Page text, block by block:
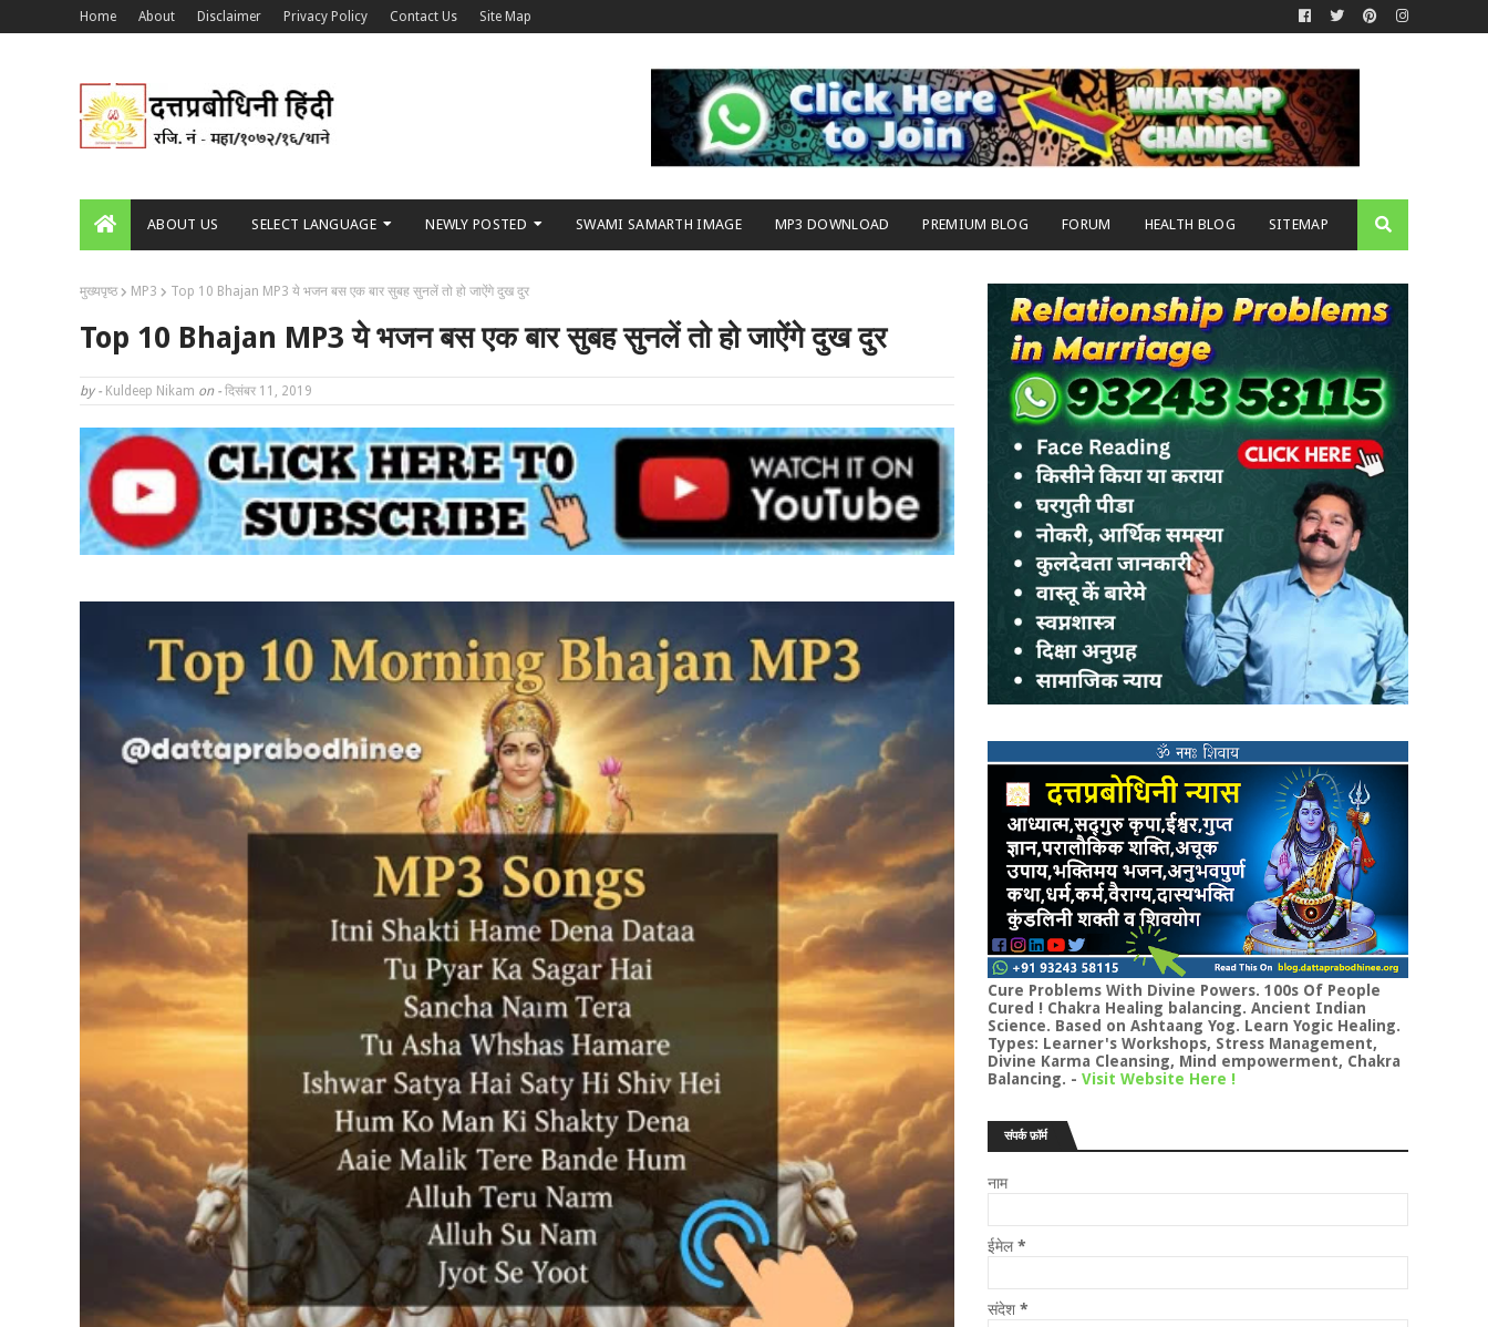
Home About Disclaimer Privacy Policy Contact Us Site Map
ABOUT US SELECT LANGUAGE NEWLY POSTED SWAMI SAMARTH IMAGE MP3 DOWNLOAD PREMIUM BLOG FORUM HEALTH BLOG SITEMAP
मुख्यपृष्ठ MP3 Top 10 Bhajan MP3 ये भजन बस एक बार सुबह सुनलें तो हो जाऐंगे दुख दुर
Top 10 Bhajan MP3 ये भजन बस एक बार सुबह सुनलें तो हो जाऐंगे दुख दुर
by - Kuldeep Nikam on - दिसंबर 11, 2019
Cure Problems With Divine Powers. 100s Of People
Cured ! Chakra Healing balancing. Ancient Indian
Science. Based on Ashtaang Yog. Learn Yogic Healing.
Types: Learner's Workshops, Stress Management,
Divine Karma Cleansing, Mind empowerment, Chakra
Balancing. - Visit Website Here !
संपर्क फ़ॉर्म
नाम
ईमेल*
संदेश *